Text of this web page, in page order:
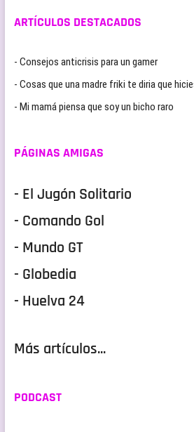
ARTÍCULOS DESTACADOS
- Consejos anticrisis para un gamer
- Cosas que una madre friki te diria que
- Mi mamá piensa que soy un bicho raro
PÁGINAS AMIGAS
- El Jugón Solitario
- Comando Gol
- Mundo GT
- Globedia
- Huelva 24
Más artículos...
PODCAST